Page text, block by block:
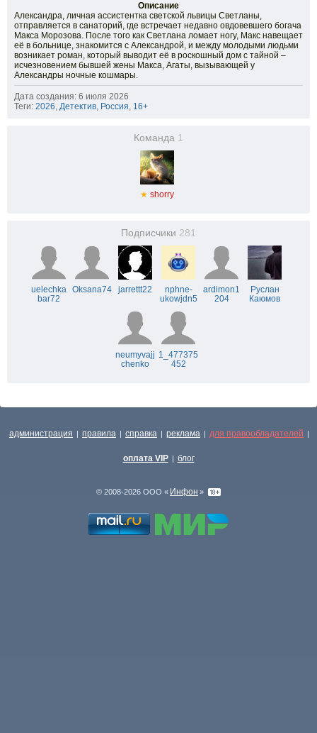
Описание
Александра, личная ассистентка светской львицы Светланы,
отправляется в санаторий, где встречает недавно овдовевшего богача
Макса Морозова. После того как Светлана ломает ногу, Макс навещает
её в больнице, знакомится с Александрой, и между молодыми людьми
возникает роман, который выводит её в роскошный дом с тайной –
исчезновением бывшей жены Макса, Агаты, вызывающей у
Александры ночные кошмары.
Дата создания: 6 июля 2026
Теги: 2026, Детектив, Россия, 16+
Команда 1
★ shorry
Подписчики 281
uelechka
bar72
Oksana74 jarrettt22
nphne-
ukowjdn5
ardimon1
204
Руслан
Каюмов
neumyvajj
chenko
1_477375
452
администрация | правила | справка | реклама | для правообладателей |
оплата VIP | блог
© 2008-2026 ООО « Инфон »